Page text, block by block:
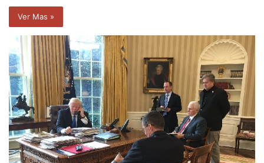
Ver Mas »